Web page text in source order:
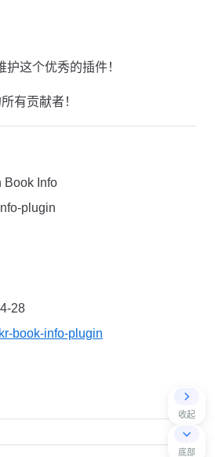
收起
底部
这个优秀的插件！
有贡献者！
Book Info
plugin
28
book-info-plugin